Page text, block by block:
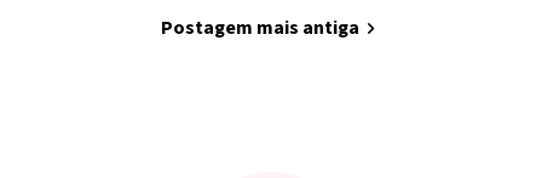
Postagem mais antiga chevron_right